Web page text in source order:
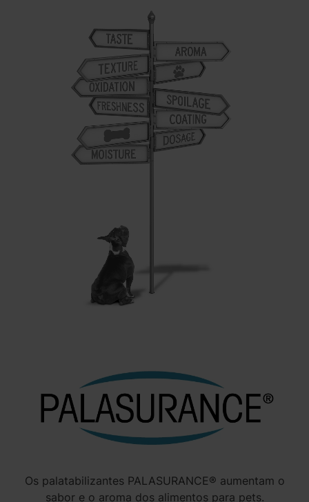
Os palatabilizantes PALASURANCE® aumentam o
sabor e o aroma dos alimentos para pets.